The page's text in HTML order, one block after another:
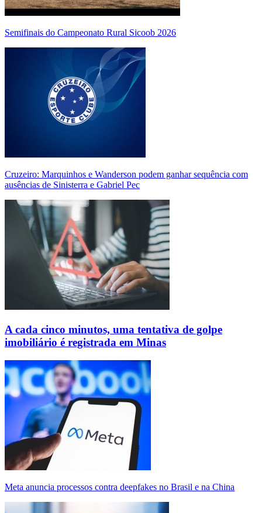
Semifinais do Campeonato Rural Sicoob 2026
Cruzeiro: Marquinhos e Wanderson podem ganhar sequência com
ausências de Sinisterra e Gabriel Pec
A cada cinco minutos, uma tentativa de golpe
imobiliário é registrada em Minas
Meta anuncia processos contra deepfakes no Brasil e na China